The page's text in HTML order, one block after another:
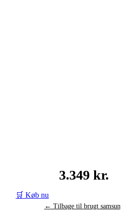
3.349 kr.
🛒 Køb nu
← Tilbage til brugt